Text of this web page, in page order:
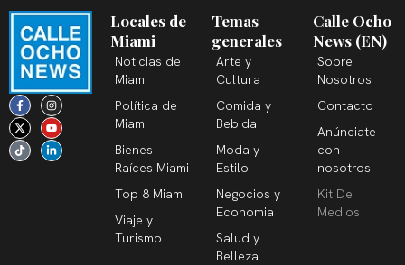
F
a
c
e
b
o
o
I
n
s
t
a
g
r
X
-
t
w
i
t
t
Y
o
u
t
u
b
e
T
i
k
t
o
k
L
i
n
k
e
d
i
Locales de
Miami
Noticias de
Miami
Política de
Miami
Bienes
Raíces Miami
Top 8 Miami
Viaje y
Turismo
Temas
generales
Arte y
Cultura
Comida y
Bebida
Moda y
Estilo
Negocios y
Economia
Salud y
Belleza
Calle Ocho
News (EN)
Sobre
Nosotros
Contacto
Anúnciate
con
nosotros
Kit De
Medios